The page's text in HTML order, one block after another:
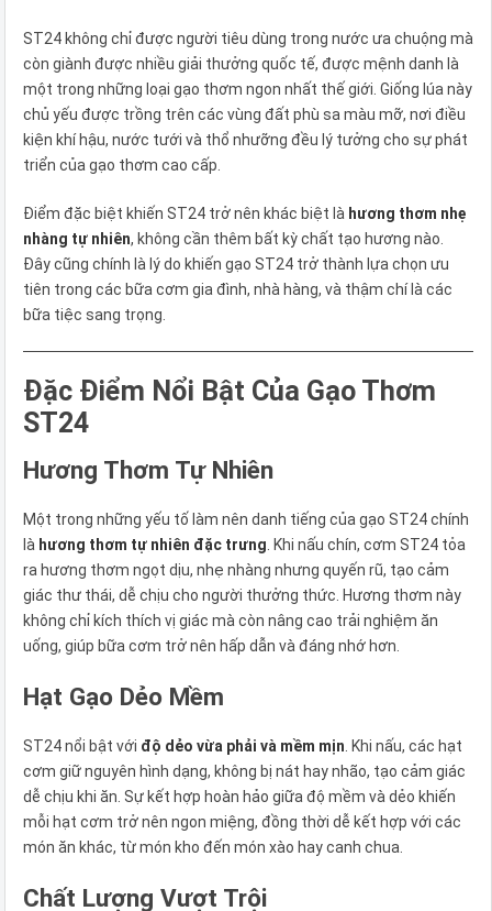
ST24 không chỉ được người tiêu dùng trong nước ưa chuộng mà
còn giành được nhiều giải thưởng quốc tế, được mệnh danh là
một trong những loại gạo thơm ngon nhất thế giới. Giống lúa này
chủ yếu được trồng trên các vùng đất phù sa màu mỡ, nơi điều
kiện khí hậu, nước tưới và thổ nhưỡng đều lý tưởng cho sự phát
triển của gạo thơm cao cấp.
Điểm đặc biệt khiến ST24 trở nên khác biệt là hương thơm nhẹ
nhàng tự nhiên, không cần thêm bất kỳ chất tạo hương nào.
Đây cũng chính là lý do khiến gạo ST24 trở thành lựa chọn ưu
tiên trong các bữa cơm gia đình, nhà hàng, và thậm chí là các
bữa tiệc sang trọng.
Đặc Điểm Nổi Bật Của Gạo Thơm
ST24
Hương Thơm Tự Nhiên
Một trong những yếu tố làm nên danh tiếng của gạo ST24 chính
là hương thơm tự nhiên đặc trưng . Khi nấu chín, cơm ST24 tỏa
ra hương thơm ngọt dịu, nhẹ nhàng nhưng quyến rũ, tạo cảm
giác thư thái, dễ chịu cho người thưởng thức. Hương thơm này
không chỉ kích thích vị giác mà còn nâng cao trải nghiệm ăn
uống, giúp bữa cơm trở nên hấp dẫn và đáng nhớ hơn.
Hạt Gạo Dẻo Mềm
ST24 nổi bật với độ dẻo vừa phải và mềm mịn . Khi nấu, các hạt
cơm giữ nguyên hình dạng, không bị nát hay nhão, tạo cảm giác
dễ chịu khi ăn. Sự kết hợp hoàn hảo giữa độ mềm và dẻo khiến
mỗi hạt cơm trở nên ngon miệng, đồng thời dễ kết hợp với các
món ăn khác, từ món kho đến món xào hay canh chua.
Chất Lượng Vượt Trội